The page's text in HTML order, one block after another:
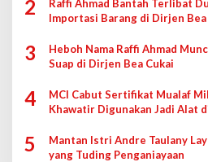
2
Raffi Ahmad Bantah Terlibat
Importasi Barang di Dirjen Bea
3
Heboh Nama Raffi Ahmad
Suap di Dirjen Bea Cukai
4
MCI Cabut Sertifikat Mualaf
Khawatir Digunakan Jadi Alat
5
Mantan Istri Andre Taulany
yang Tuding Penganiayaan